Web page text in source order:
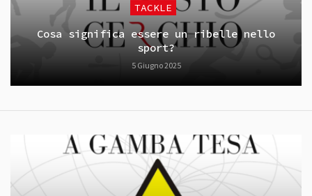
TACKLE
Cosa significa essere un ribelle nello
sport?
5 Giugno 2025